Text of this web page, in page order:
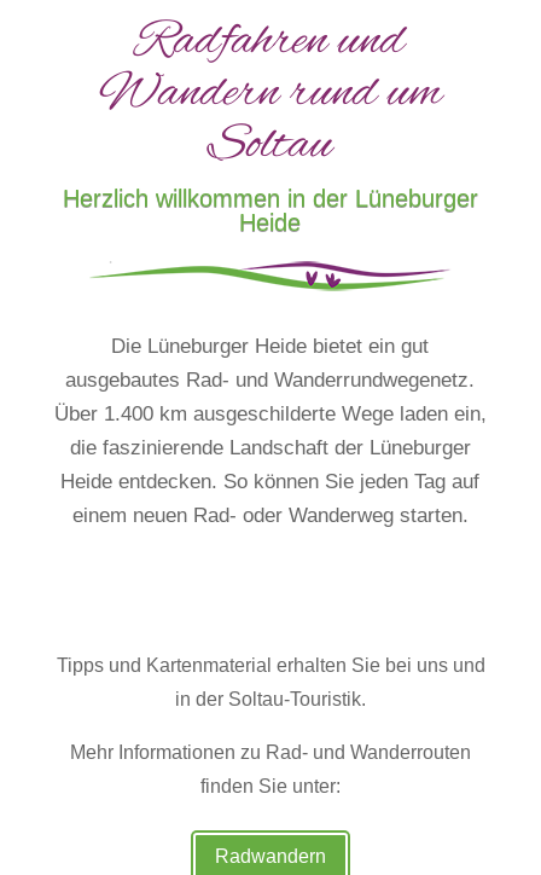
Radfahren und
Wandern rund um
Soltau
Herzlich willkommen in der Lüneburger
Heide
Die Lüneburger Heide bietet ein gut
ausgebautes Rad- und Wanderrundwegenetz.
Über 1.400 km ausgeschilderte Wege laden ein,
die faszinierende Landschaft der Lüneburger
Heide entdecken. So können Sie jeden Tag auf
einem neuen Rad- oder Wanderweg starten.
Tipps und Kartenmaterial erhalten Sie bei uns und
in der Soltau-Touristik.
Mehr Informationen zu Rad- und Wanderrouten
finden Sie unter:
Radwandern